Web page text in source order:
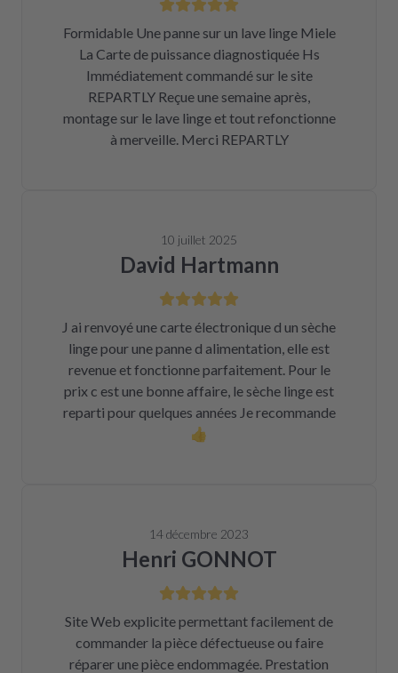
Formidable Une panne sur un lave linge Miele
La Carte de puissance diagnostiquée Hs
Immédiatement commandé sur le site
REPARTLY Reçue une semaine après,
montage sur le lave linge et tout refonctionne
à merveille. Merci REPARTLY
10 juillet 2025
David Hartmann
J ai renvoyé une carte électronique d un sèche
linge pour une panne d alimentation, elle est
revenue et fonctionne parfaitement. Pour le
prix c est une bonne affaire, le sèche linge est
reparti pour quelques années Je recommande
👍
14 décembre 2023
Henri GONNOT
Site Web explicite permettant facilement de
commander la pièce défectueuse ou faire
réparer une pièce endommagée. Prestation